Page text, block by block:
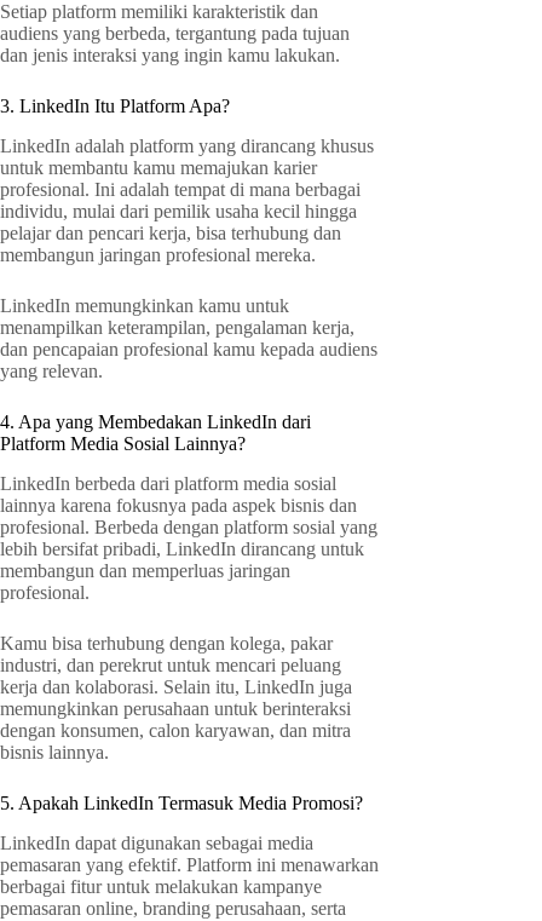
Setiap platform memiliki karakteristik dan
audiens yang berbeda, tergantung pada tujuan
dan jenis interaksi yang ingin kamu lakukan.
3. LinkedIn Itu Platform Apa?
LinkedIn adalah platform yang dirancang khusus
untuk membantu kamu memajukan karier
profesional. Ini adalah tempat di mana berbagai
individu, mulai dari pemilik usaha kecil hingga
pelajar dan pencari kerja, bisa terhubung dan
membangun jaringan profesional mereka.
LinkedIn memungkinkan kamu untuk
menampilkan keterampilan, pengalaman kerja,
dan pencapaian profesional kamu kepada audiens
yang relevan.
4. Apa yang Membedakan LinkedIn dari
Platform Media Sosial Lainnya?
LinkedIn berbeda dari platform media sosial
lainnya karena fokusnya pada aspek bisnis dan
profesional. Berbeda dengan platform sosial yang
lebih bersifat pribadi, LinkedIn dirancang untuk
membangun dan memperluas jaringan
profesional.
Kamu bisa terhubung dengan kolega, pakar
industri, dan perekrut untuk mencari peluang
kerja dan kolaborasi. Selain itu, LinkedIn juga
memungkinkan perusahaan untuk berinteraksi
dengan konsumen, calon karyawan, dan mitra
bisnis lainnya.
5. Apakah LinkedIn Termasuk Media Promosi?
LinkedIn dapat digunakan sebagai media
pemasaran yang efektif. Platform ini menawarkan
berbagai fitur untuk melakukan kampanye
pemasaran online, branding perusahaan, serta